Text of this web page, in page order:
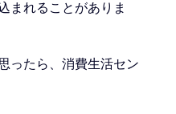
まれることがありま
ったら、消費生活セン